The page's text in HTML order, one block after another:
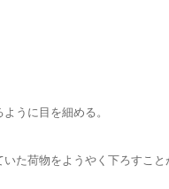
に目を細める。
をようやく下ろすことが